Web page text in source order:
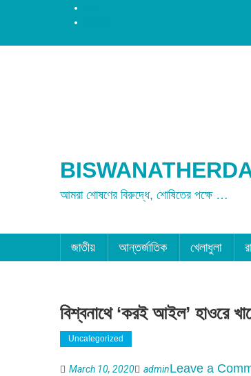
আমরা শোষণের বিরুদ্ধে, শোষিতের পক্ষে …
জাতীয় আন্তর্জাতিক খেলাধুলা
বিশ্বনাথে ‘করই আইল’ হাওরে
Uncategorized
March 10, 2020 adminLeave a